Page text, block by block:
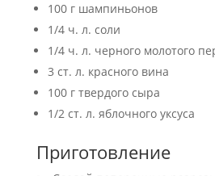
100 г шампиньонов
1/4 ч. л. соли
1/4 ч. л. черного молотого
3 ст. л. красного вина
100 г твердого сыра
1/2 ст. л. яблочного уксуса
Приготовление